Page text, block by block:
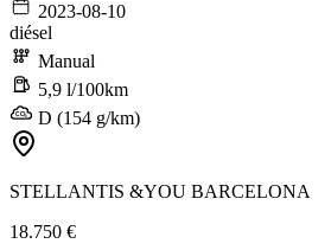
2023-08-10
diésel
Manual
5,9 l/100km
D (154 g/km)
STELLANTIS &YOU BARCELONA
18.750 €